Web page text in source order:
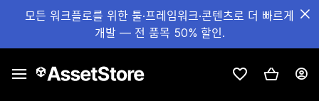
모든 워크플로를 위한 툴·프레임워크·콘텐츠로 더 빠르게
개발 — 전 품목 50% 할인.